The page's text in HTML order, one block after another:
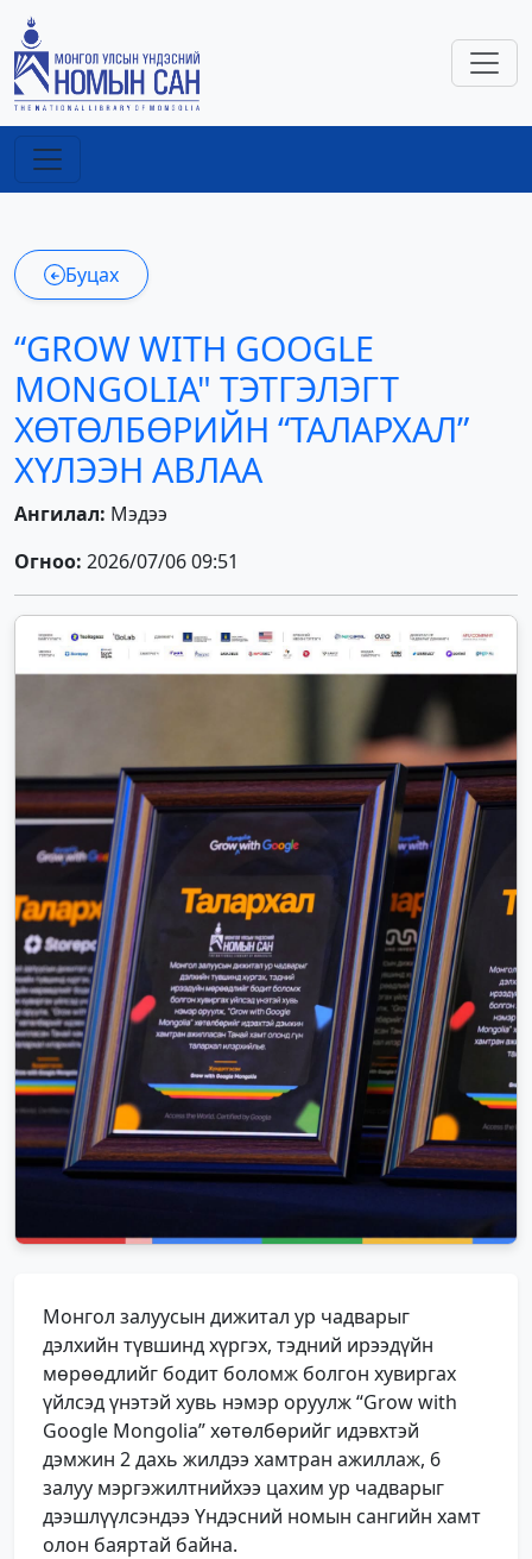
Буцах
“GROW WITH GOOGLE
MONGOLIA" ТЭТГЭЛЭГТ
ХӨТӨЛБӨРИЙН “ТАЛАРХАЛ”
ХҮЛЭЭН АВЛАА
Ангилал: Мэдээ
Огноо: 2026/07/06 09:51
Монгол залуусын дижитал ур чадварыг
дэлхийн түвшинд хүргэх, тэдний ирээдүйн
мөрөөдлийг бодит боломж болгон хувиргах
үйлсэд үнэтэй хувь нэмэр оруулж “Grow with
Google Mongolia” хөтөлбөрийг идэвхтэй
дэмжин 2 дахь жилдээ хамтран ажиллаж, 6
залуу мэргэжилтнийхээ цахим ур чадварыг
дээшлүүлсэндээ Үндэсний номын сангийн хамт
олон баяртай байна.